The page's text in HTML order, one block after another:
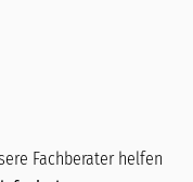
Fachberater helfen